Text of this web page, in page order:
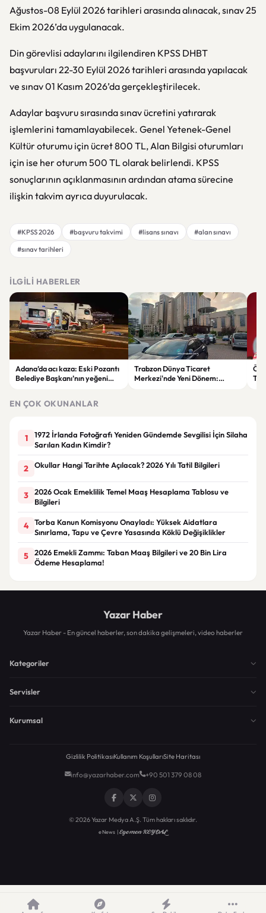
Ağustos-08 Eylül 2026 tarihleri arasında alınacak, sınav 25
Ekim 2026’da uygulanacak.
Din görevlisi adaylarını ilgilendiren KPSS DHBT
başvuruları 22-30 Eylül 2026 tarihleri arasında yapılacak
ve sınav 01 Kasım 2026’da gerçekleştirilecek.
Adaylar başvuru sırasında sınav ücretini yatırarak
işlemlerini tamamlayabilecek. Genel Yetenek-Genel
Kültür oturumu için ücret 800 TL, Alan Bilgisi oturumları
için ise her oturum 500 TL olarak belirlendi. KPSS
sonuçlarının açıklanmasının ardından atama sürecine
ilişkin takvim ayrıca duyurulacak.
#KPSS 2026 #başvuru takvimi #lisans sınavı
#alan sınavı
#sınav tarihleri
İLGILI HABERLER
Adana’da acı kaza: Eski Pozantı
Belediye Başkanı’nın yeğeni
Trabzon Dünya Ticaret
Merkezi'nde Yeni Dönem:
EN ÇOK OKUNANLAR
1
1972 İrlanda Fotoğrafı Yeniden Gündemde Sevgilisi İçin Silaha
Sarılan Kadın Kimdir?
2 Okullar Hangi Tarihte Açılacak? 2026 Yılı Tatil Bilgileri
3
2026 Ocak Emeklilik Temel Maaş Hesaplama Tablosu ve
Bilgileri
4
Torba Kanun Komisyonu Onayladı: Yüksek Aidatlara
Sınırlama, Tapu ve Çevre Yasasında Köklü Değişiklikler
5
2026 Emekli Zammı: Taban Maaş Bilgileri ve 20 Bin Lira
Ödeme Hesaplama!
Yazar Haber
Yazar Haber - En güncel haberler, son dakika gelişmeleri, video haberler
Kategoriler
Servisler
Kurumsal
Gizlilik PolitikasıKullanım KoşullarıSite Haritası
info@yazarhaber.com +90 501 379 08 08
© 2026 Yazar Medya A.Ş. Tüm hakları saklıdır.
eNews |Egemen KEYDAL